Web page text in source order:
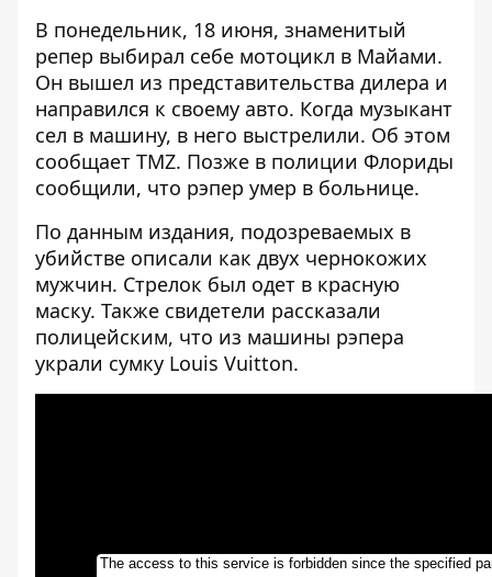
В понедельник, 18 июня, знаменитый
репер выбирал себе мотоцикл в Майами.
Он вышел из представительства дилера и
направился к своему авто. Когда музыкант
сел в машину, в него выстрелили. Об этом
сообщает TMZ. Позже в полиции Флориды
сообщили, что рэпер умер в больнице.
По данным издания, подозреваемых в
убийстве описали как двух чернокожих
мужчин. Стрелок был одет в красную
маску. Также свидетели рассказали
полицейским, что из машины рэпера
украли сумку Louis Vuitton.